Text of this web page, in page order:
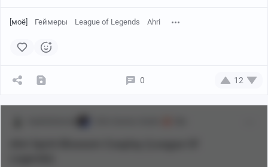
[моё] Геймеры League of Legends Ahri
0 12